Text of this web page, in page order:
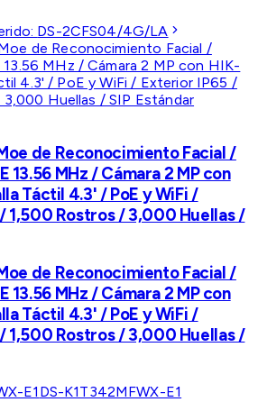
DS-2CFS04/4G/LA
de Reconocimiento Facial /
13.56 MHz / Cámara 2 MP con
Táctil 4.3' / PoE y WiFi /
1,500 Rostros / 3,000 Huellas /
de Reconocimiento Facial /
13.56 MHz / Cámara 2 MP con
Táctil 4.3' / PoE y WiFi /
1,500 Rostros / 3,000 Huellas /
E1 DS-K1T342MFWX-E1